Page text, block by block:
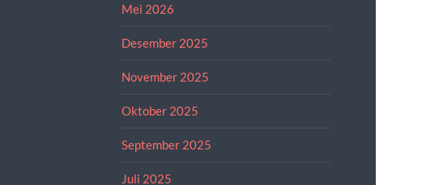
Mei 2026
Desember 2025
November 2025
Oktober 2025
September 2025
Juli 2025